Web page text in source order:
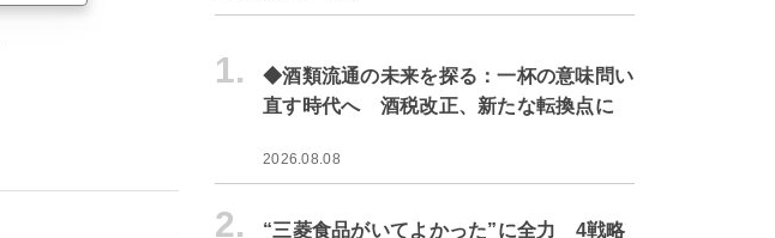
1.
◆酒類流通の未来を探る：一杯の意味問い
直す時代へ 酒税改正、新たな転換点に
2026.08.08
2.
“三菱食品がいてよかった”に全力 4戦略